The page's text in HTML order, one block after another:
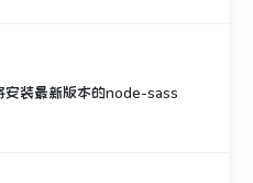
安装最新版本的node-sass